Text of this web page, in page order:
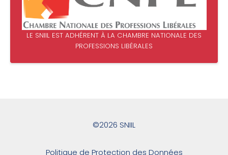
LE SNIIL EST ADHÉRENT À LA CHAMBRE NATIONALE DES
PROFESSIONS LIBÉRALES
©2026 SNIIL
Politique de Protection des Données